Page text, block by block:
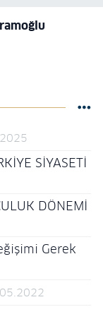
SİYASETİ
DÖNEMİ
Gerek